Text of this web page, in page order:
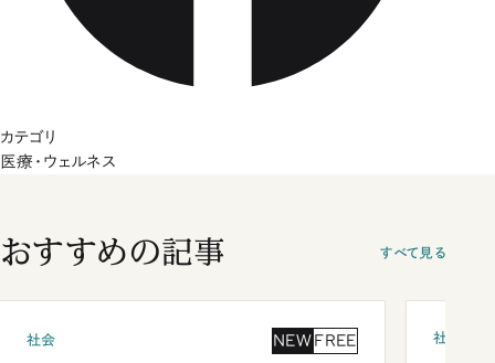
カテゴリ
医療・ウェルネス
おすすめの記事 すべて見る
社会 NEW FREE 社会